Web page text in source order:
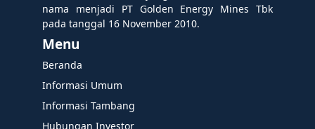
nama menjadi PT Golden Energy Mines Tbk
pada tanggal 16 November 2010.
Menu
Beranda
Informasi Umum
Informasi Tambang
Hubungan Investor